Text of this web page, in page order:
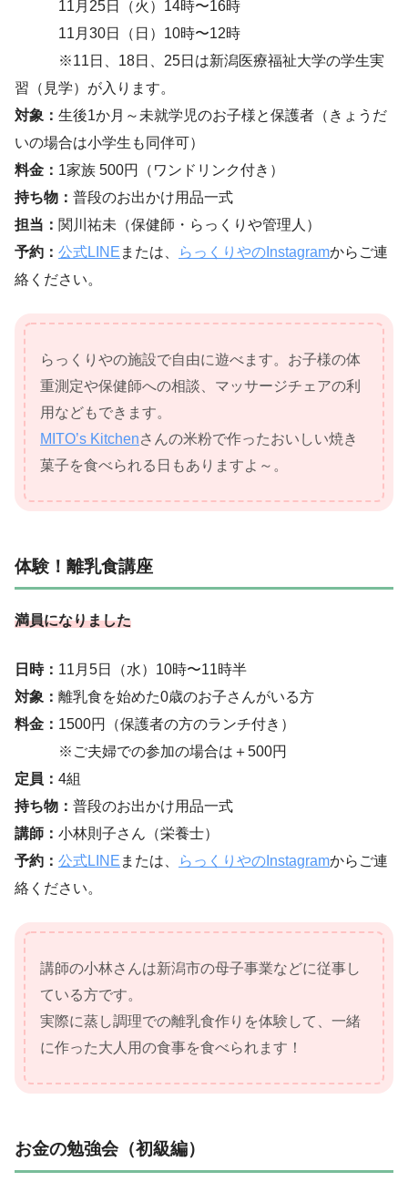
11月25日（火）14時〜16時
11月30日（日）10時〜12時
※11日、18日、25日は新潟医療福祉大学の学生実
習（見学）が入ります。
対象： 生後1か月～未就学児のお子様と保護者（きょうだ
いの場合は小学生も同伴可）
料金： 1家族 500円（ワンドリンク付き）
持ち物： 普段のお出かけ用品一式
担当： 関川祐未（保健師・らっくりや管理人）
予約： 公式LINE または、 らっくりやのInstagramからご連
絡ください。
らっくりやの施設で自由に遊べます。お子様の体
重測定や保健師への相談、マッサージチェアの利
用などもできます。
MITO’s Kitchenさんの米粉で作ったおいしい焼き
菓子を食べられる日もありますよ～。
体験！離乳食講座
満員になりました
日時： 11月5日（水）10時〜11時半
対象： 離乳食を始めた0歳のお子さんがいる方
料金： 1500円（保護者の方のランチ付き）
※ご夫婦での参加の場合は＋500円
定員： 4組
持ち物： 普段のお出かけ用品一式
講師： 小林則子さん（栄養士）
予約： 公式LINE または、 らっくりやのInstagramからご連
絡ください。
講師の小林さんは新潟市の母子事業などに従事し
ている方です。
実際に蒸し調理での離乳食作りを体験して、一緒
に作った大人用の食事を食べられます！
お金の勉強会（初級編）